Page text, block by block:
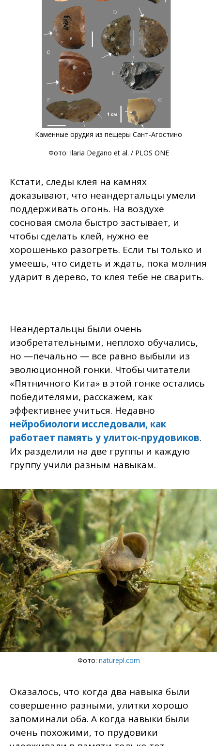
Каменные орудия из пещеры Сант-Агостино
Фото: Ilaria Degano et al. / PLOS ONE
Кстати, следы клея на камнях
доказывают, что неандертальцы умели
поддерживать огонь. На воздухе
сосновая смола быстро застывает, и
чтобы сделать клей, нужно ее
хорошенько разогреть. Если ты только и
умеешь, что сидеть и ждать, пока молния
ударит в дерево, то клея тебе не сварить.
Неандертальцы были очень
изобретательными, неплохо обучались,
но —печально — все равно выбыли из
эволюционной гонки. Чтобы читатели
«Пятничного Кита» в этой гонке остались
победителями, расскажем, как
эффективнее учиться. Недавно
нейробиологи исследовали, как
работает память у улиток-прудовиков.
Их разделили на две группы и каждую
группу учили разным навыкам.
Фото: naturepl.com
Оказалось, что когда два навыка были
совершенно разными, улитки хорошо
запоминали оба. А когда навыки были
очень похожими, то прудовики